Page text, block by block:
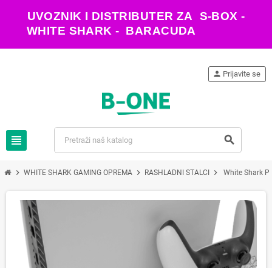
UVOZNIK I DISTRIBUTER ZA S-BOX -
WHITE SHARK - BARACUDA
view_headline search
person Prijavite se
chevron_right WHITE SHARK GAMING OPREMA chevron_right RASHLADNI STALCI chevron_right White Shark